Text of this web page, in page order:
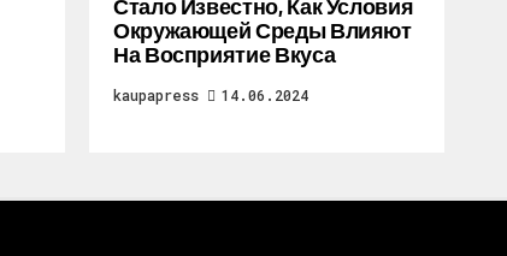
Стало Известно, Как Условия
Окружающей Среды Влияют
На Восприятие Вкуса
kaupapress 14.06.2024